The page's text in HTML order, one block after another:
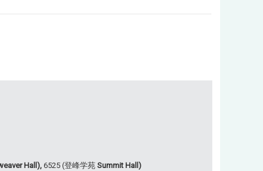
Hall),6525 (登峰学苑Summit Hall)